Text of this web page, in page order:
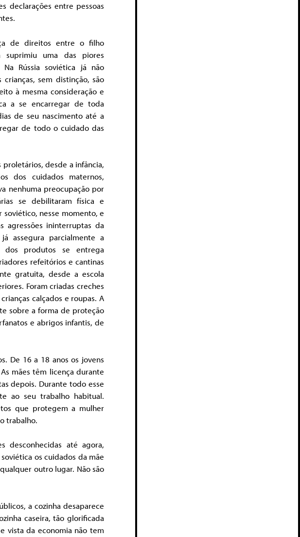
declarações entre pessoas
de direitos entre o filho
suprimiu uma das piores
Na Rússia soviética já não
crianças, sem distinção, são
à mesma consideração e
a se encarregar de toda
de seu nascimento até a
de todo o cuidado das
desde a infância,
dos cuidados maternos,
nenhuma preocupação por
se debilitaram física e
nesse momento, e
agressões ininterruptas da
assegura parcialmente a
dos produtos se entrega
refeitórios e cantinas
gratuita, desde a escola
Foram criadas creches
calçados e roupas. A
sobre a forma de proteção
e abrigos infantis, de
De 16 a 18 anos os jovens
mães têm licença durante
depois. Durante todo esse
ao seu trabalho habitual.
que protegem a mulher
trabalho.
desconhecidas até agora,
os cuidados da mãe
outro lugar. Não são
a cozinha desaparece
caseira, tão glorificada
vista da economia não tem